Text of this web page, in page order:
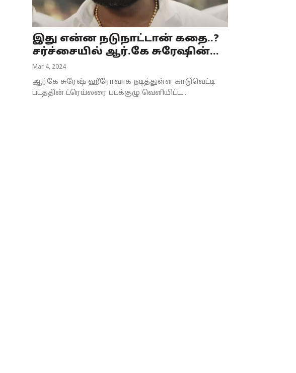
இது என்ன நடுநாட்டான் கதை..?
சர்ச்சையில் ஆர்.கே சுரேஷின்...
Mar 4, 2024
ஆர்கே சுரேஷ் ஹீரோவாக நடித்துள்ள காடுவெட்டி
படத்தின் ட்ரெய்லரை படக்குழு வெளியிட்ட...